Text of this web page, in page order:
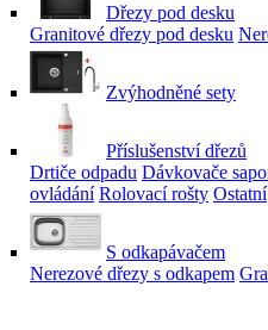
Dřezy pod desku
Granitové dřezy pod desku
Zvýhodněné sety
Příslušenství dřezů
Drtiče odpadu Dávkovače
ovládání Rolovací rošty Ostatní
S odkapávačem
Nerezové dřezy s odkapem